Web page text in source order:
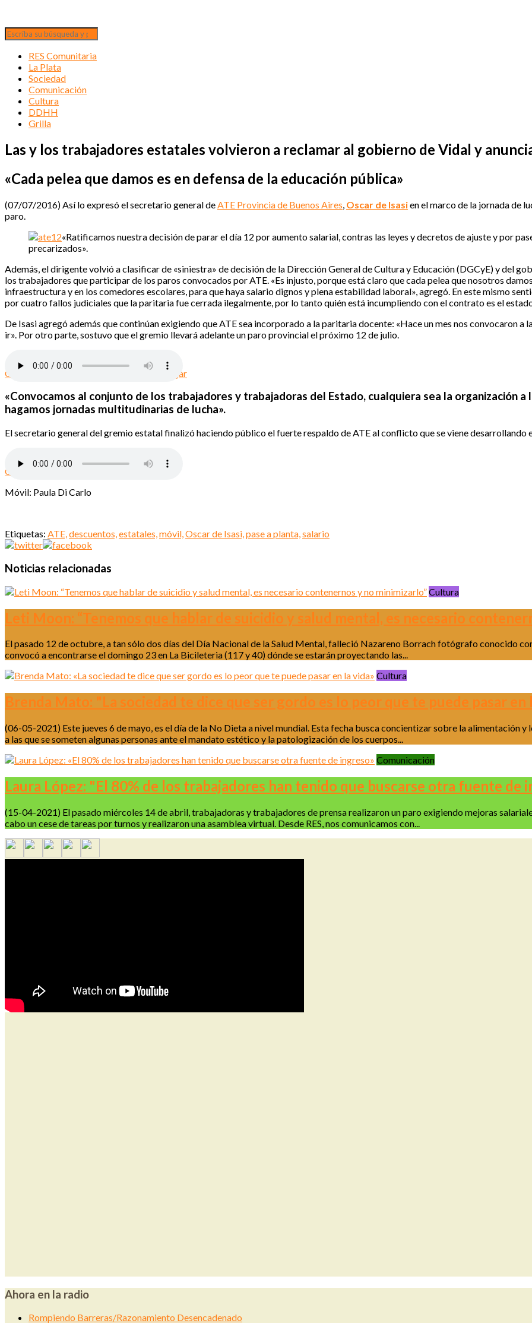
RES Comunitaria
La Plata
Sociedad
Comunicación
Cultura
DDHH
Grilla
Las y los trabajadores estatales volvieron a reclamar al gobierno de Vidal y
«Cada pelea que damos es en defensa de la educación pública»
(07/07/2016) Así lo expresó el secretario general de ATE Provincia de Buenos Aires Oscar de Isasien el marco de la jornada de
paro.
«Ratificamos nuestra decisión de parar el día 12 por aumento salarial, contras las leyes y decretos de ajuste y por
precarizados».
Además, el dirigente volvió a clasificar de «siniestra» de decisión de la Dirección General de Cultura y Educación (DGCyE) y del
los trabajadores que participar de los paros convocados por ATE. «Es injusto, porque está claro que cada pelea que nosotros
infraestructura y en los comedores escolares, para que haya salario dignos y plena estabilidad laboral», agregó. En este mismo
por cuatro fallos judiciales que la paritaria fue cerrada ilegalmente, por lo tanto quién está incumpliendo con el contrato es el
De Isasi agregó además que continúan exigiendo que ATE sea incorporado a la paritaria docente: «Hace un mes nos convocaron
ir». Por otro parte, sostuvo que el gremio llevará adelante un paro provincial el próximo 12 de julio.
Oscar de Isasi – jornada de lucha – Descargar
«Convocamos al conjunto de los trabajadores y trabajadoras del Estado, cualquiera sea la organización
hagamos jornadas multitudinarias de lucha».
El secretario general del gremio estatal finalizó haciendo público el fuerte respaldo de ATE al conflicto que se viene desarrollando
Oscar de Isasi – Descargar
Móvil: Paula Di Carlo
Etiquetas: ATE,descuentos,estatales,móvil,Oscar de Isasi,pase a planta,salario
Noticias relacionadas
Cultura
Leti Moon: “Tenemos que hablar de suicidio y salud mental, es necesario
El pasado 12 de octubre, a tan sólo dos días del Día Nacional de la Salud Mental, falleció Nazareno Borrach fotógrafo conocido
convocó a encontrarse el domingo 23 en La Bicileteria (117 y 40) dónde se estarán proyectando las...
Cultura
Brenda Mato: "La sociedad te dice que ser gordo es lo peor que te puede pasar en
(06-05-2021) Este jueves 6 de mayo, es el día de la No Dieta a nivel mundial. Esta fecha busca concientizar sobre la alimentación
a las que se someten algunas personas ante el mandato estético y la patologización de los cuerpos...
Comunicación
Laura López: "El 80% de los trabajadores han tenido que buscarse otra fuente de
(15-04-2021) El pasado miércoles 14 de abril, trabajadoras y trabajadores de prensa realizaron un paro exigiendo mejoras
cabo un cese de tareas por turnos y realizaron una asamblea virtual. Desde RES, nos comunicamos con...
Ahora en la radio
Rompiendo Barreras/Razonamiento Desencadenado